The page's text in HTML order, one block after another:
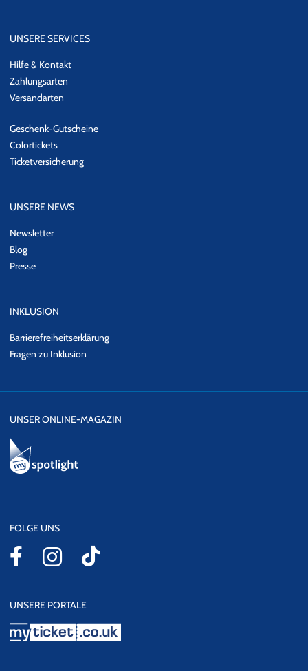
UNSERE SERVICES
Hilfe & Kontakt
Zahlungsarten
Versandarten
Geschenk-Gutscheine
Colortickets
Ticketversicherung
UNSERE NEWS
Newsletter
Blog
Presse
INKLUSION
Barrierefreiheitserklärung
Fragen zu Inklusion
UNSER ONLINE-MAGAZIN
FOLGE UNS
UNSERE PORTALE